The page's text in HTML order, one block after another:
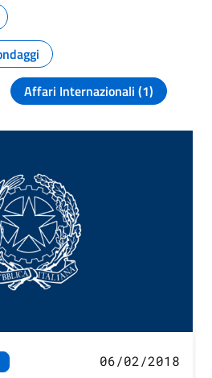
Affari Internazionali (1)
06/02/2018